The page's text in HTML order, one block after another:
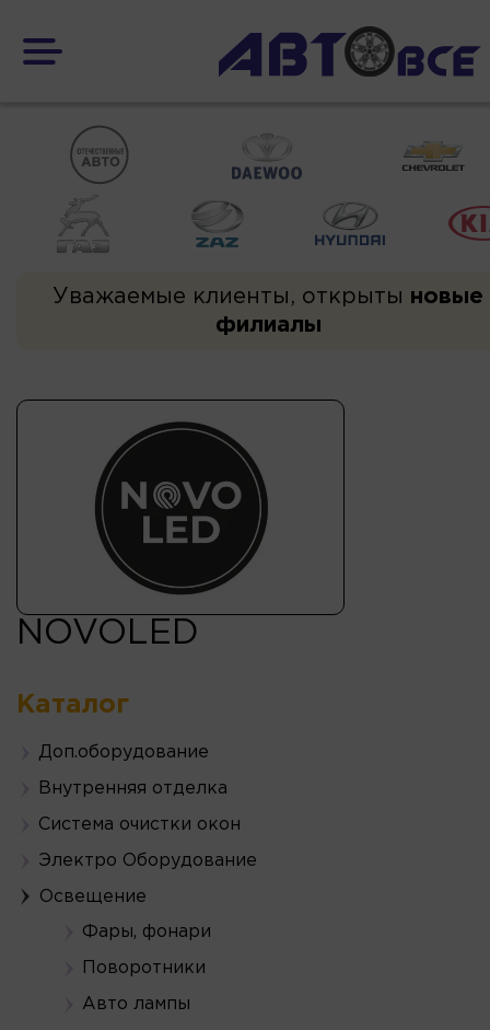
Уважаемые клиенты, открыты новые
филиалы
NOVOLED
Каталог
Доп.оборудование
Внутренняя отделка
Система очистки окон
Электро Оборудование
Освещение
Фары, фонари
Поворотники
Авто лампы